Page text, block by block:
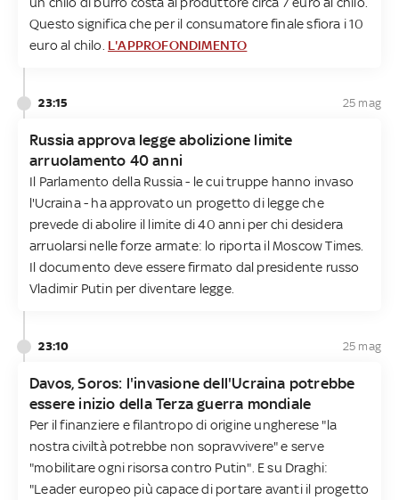
Questo significa che per il consumatore finale sfiora i 10
euro al chilo. L'APPROFONDIMENTO
23:15 25 mag
Russia approva legge abolizione limite
arruolamento 40 anni
Il Parlamento della Russia - le cui truppe hanno invaso
l'Ucraina - ha approvato un progetto di legge che
prevede di abolire il limite di 40 anni per chi desidera
arruolarsi nelle forze armate: lo riporta il Moscow Times.
Il documento deve essere firmato dal presidente russo
Vladimir Putin per diventare legge.
23:10 25 mag
Davos, Soros: l'invasione dell'Ucraina potrebbe
essere inizio della Terza guerra mondiale
Per il finanziere e filantropo di origine ungherese "la
nostra civiltà potrebbe non sopravvivere" e serve
"mobilitare ogni risorsa contro Putin". E su Draghi:
"Leader europeo più capace di portare avanti il progetto